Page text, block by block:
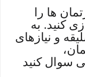
ها را
کنید. به
و نیازهای
سوال کنید